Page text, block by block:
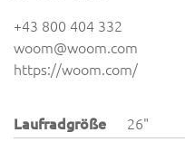
+43 800 404 332
woom@woom.com
https://woom.com/
Laufradgröße
26"